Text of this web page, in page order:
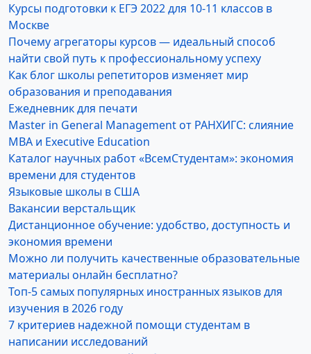
Курсы подготовки к ЕГЭ 2022 для 10-11 классов в
Москве
Почему агрегаторы курсов — идеальный способ
найти свой путь к профессиональному успеху
Как блог школы репетиторов изменяет мир
образования и преподавания
Ежедневник для печати
Master in General Management от РАНХИГС: слияние
MBA и Executive Education
Каталог научных работ «ВсемСтудентам»: экономия
времени для студентов
Языковые школы в США
Вакансии верстальщик
Дистанционное обучение: удобство, доступность и
экономия времени
Можно ли получить качественные образовательные
материалы онлайн бесплатно?
Топ-5 самых популярных иностранных языков для
изучения в 2026 году
7 критериев надежной помощи студентам в
написании исследований